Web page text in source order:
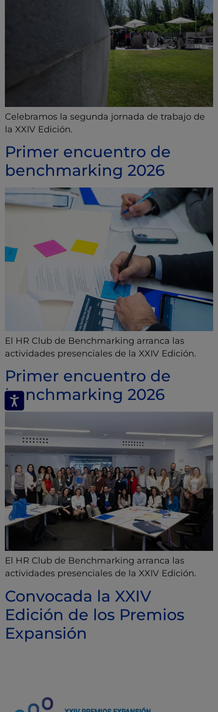
Celebramos la segunda jornada de trabajo de
la XXIV Edición.
Primer encuentro de
benchmarking 2026
El HR Club de Benchmarking arranca las
actividades presenciales de la XXIV Edición.
Primer encuentro de
benchmarking 2026
El HR Club de Benchmarking arranca las
actividades presenciales de la XXIV Edición.
Convocada la XXIV
Edición de los Premios
Expansión